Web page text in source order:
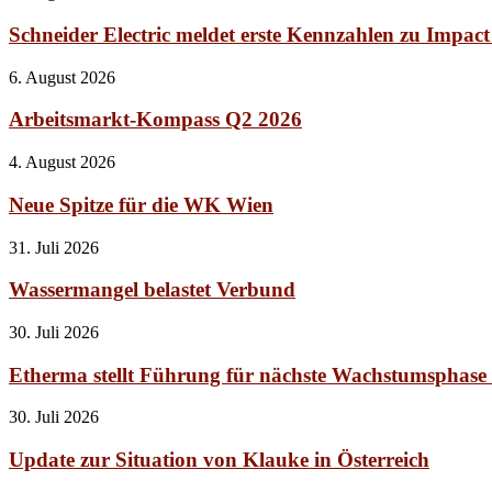
Schneider Electric meldet erste Kennzahlen zu
6. August 2026
Arbeitsmarkt-Kompass Q2 2026
4. August 2026
Neue Spitze für die WK Wien
31. Juli 2026
Wassermangel belastet Verbund
30. Juli 2026
Etherma stellt Führung für nächste
30. Juli 2026
Update zur Situation von Klauke in Österreich